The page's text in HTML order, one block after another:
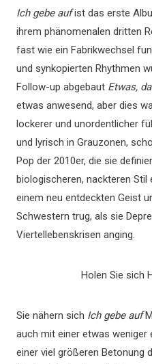
Ich gebe aufist das erste
ihrem phänomenalen dritten
fast wie ein Fabrikwechsel
und synkopierten Rhythmen
Follow-up abgebaut Etwas,
etwas anwesend, aber dies
lockerer und unordentlicher
und lyrisch in Grauzonen,
Pop der 2010er, die sie
biologischeren, nackteren Stil
einem neu entdeckten Geist
Schwestern trug, als sie
Viertellebenskrisen anging.
Holen Sie sich
Sie nähern sich Ich gebe auf
auch mit einer etwas weniger
einer viel größeren Betonung